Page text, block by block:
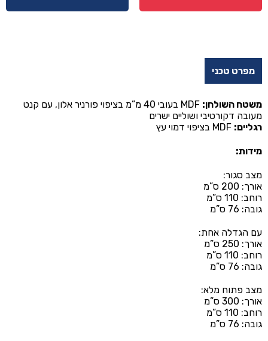
מפרט טכני
משטח השולחן:
MDF בעובי 40 מ”מ בציפוי פורניר אלון, עם קנט
מעובה דקורטיבי ושוליים ישרים
רגליים:
מידות:
מצב סגור:
אורך: 200 ס”מ
רוחב: 110 ס”מ
גובה: 76 ס”מ
עם הגדלה אחת:
אורך: 250 ס”מ
רוחב: 110 ס”מ
גובה: 76 ס”מ
מצב פתוח מלא:
אורך: 300 ס”מ
רוחב: 110 ס”מ
גובה: 76 ס”מ